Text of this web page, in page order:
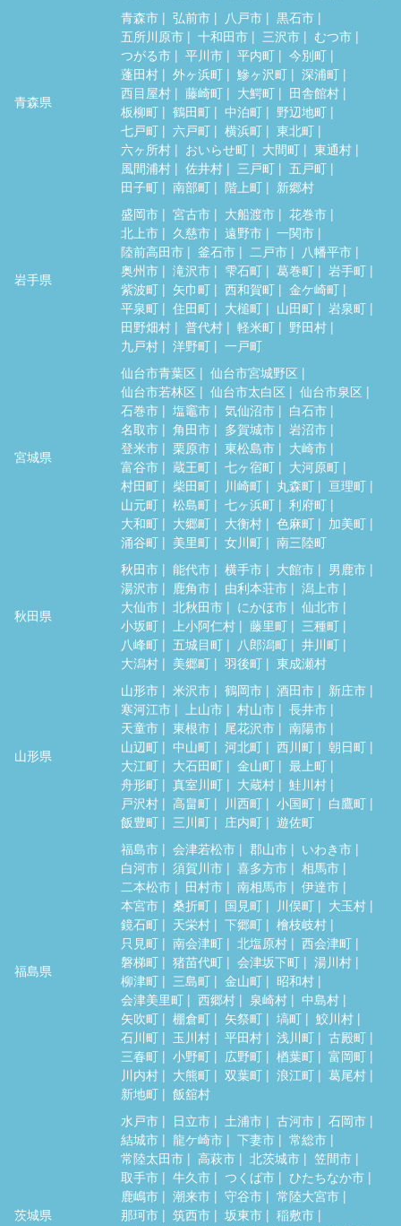
青森県
青森市 弘前市 八戸市
黒石市
五所川原市
十和田市 三沢市
むつ市
つがる市
平川市 平内町
今別町
蓬田村
外ヶ浜町 鰺ヶ沢町
深浦町
西目屋村
藤崎町 大鰐町
田舎館村
板柳町
鶴田町 中泊町
野辺地町
七戸町
六戸町 横浜町
東北町
六ヶ所村
おいらせ町 大間町
東通村
風間浦村
佐井村 三戸町
五戸町
田子町
南部町 階上町 新郷村
岩手県
盛岡市 宮古市 大船渡市
花巻市
北上市
久慈市 遠野市
一関市
陸前高田市
釜石市 二戸市
八幡平市
奥州市
滝沢市 雫石町 葛巻町
岩手町
紫波町
矢巾町 西和賀町
金ケ崎町
平泉町
住田町 大槌町 山田町
岩泉町
田野畑村
普代村 軽米町
野田村
九戸村
洋野町 一戸町
宮城県
仙台市青葉区
仙台市宮城野区
仙台市若林区
仙台市太白区
仙台市泉区
石巻市
塩竈市 気仙沼市
白石市
名取市
角田市 多賀城市
岩沼市
登米市
栗原市 東松島市
大崎市
富谷市
蔵王町 七ヶ宿町
大河原町
村田町
柴田町 川崎町 丸森町
亘理町
山元町
松島町 七ヶ浜町
利府町
大和町
大郷町 大衡村 色麻町
加美町
涌谷町
美里町 女川町 南三陸町
秋田県
秋田市 能代市 横手市 大館市
男鹿市
湯沢市
鹿角市 由利本荘市
潟上市
大仙市
北秋田市 にかほ市
仙北市
小坂町
上小阿仁村 藤里町
三種町
八峰町
五城目町 八郎潟町
井川町
大潟村
美郷町 羽後町 東成瀬村
山形県
山形市 米沢市 鶴岡市 酒田市
新庄市
寒河江市
上山市 村山市
長井市
天童市
東根市 尾花沢市
南陽市
山辺町
中山町 河北町 西川町
朝日町
大江町
大石田町 金山町
最上町
舟形町
真室川町 大蔵村
鮭川村
戸沢村
高畠町 川西町 小国町
白鷹町
飯豊町
三川町 庄内町 遊佐町
福島県
福島市 会津若松市 郡山市
いわき市
白河市
須賀川市 喜多方市
相馬市
二本松市
田村市 南相馬市
伊達市
本宮市
桑折町 国見町 川俣町
大玉村
鏡石町
天栄村 下郷町
檜枝岐村
只見町
南会津町 北塩原村
西会津町
磐梯町
猪苗代町 会津坂下町
湯川村
柳津町
三島町 金山町
昭和村
会津美里町
西郷村 泉崎村
中島村
矢吹町
棚倉町 矢祭町 塙町
鮫川村
石川町
玉川村 平田村 浅川町
古殿町
三春町
小野町 広野町 楢葉町
富岡町
川内村
大熊町 双葉町 浪江町
葛尾村
新地町
飯舘村
茨城県
水戸市 日立市 土浦市 古河市
石岡市
結城市
龍ケ崎市 下妻市
常総市
常陸太田市
高萩市 北茨城市
笠間市
取手市
牛久市 つくば市
ひたちなか市
鹿嶋市
潮来市 守谷市
常陸大宮市
那珂市
筑西市 坂東市
稲敷市